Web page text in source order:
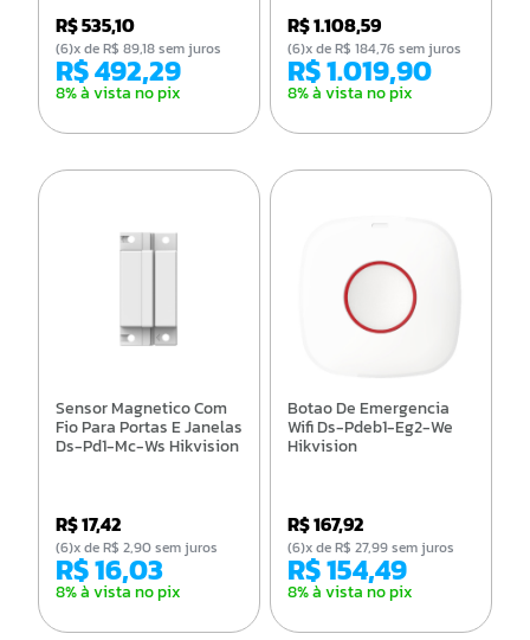
R$ 535,10
R$ 492,29
8% à vista no pix
(6)x de R$ 89,18 sem juros
R$ 1.108,59
R$ 1.019,90
8% à vista no pix
(6)x de R$ 184,76 sem juros
Sensor Magnetico Com
Fio Para Portas E Janelas
Ds-Pd1-Mc-Ws Hikvision
R$ 17,42
R$ 16,03
8% à vista no pix
(6)x de R$ 2,90 sem juros
Botao De Emergencia
Wifi Ds-Pdeb1-Eg2-We
Hikvision
R$ 167,92
R$ 154,49
8% à vista no pix
(6)x de R$ 27,99 sem juros